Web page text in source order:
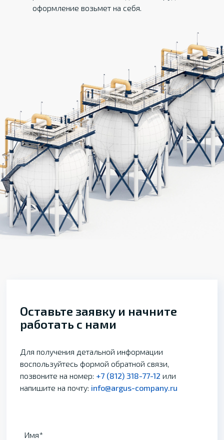
оформление возьмет на себя.
Оставьте заявку и начните
работать с нами
Для получения детальной информации
воспользуйтесь формой обратной связи,
позвоните на номер: +7 (812) 318-77-12 или
напишите на почту: info@argus-company.ru
Имя